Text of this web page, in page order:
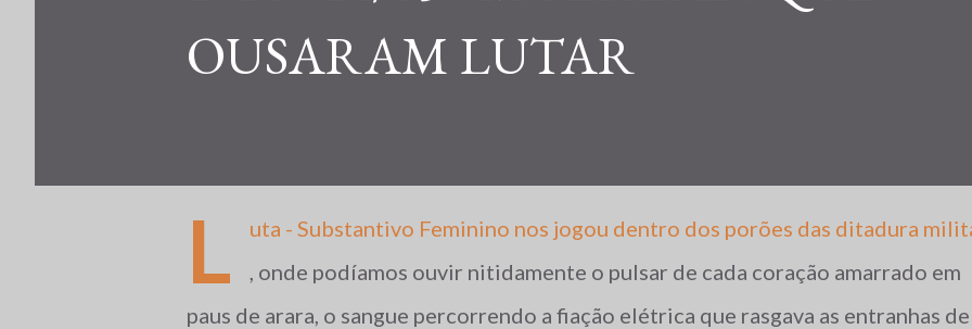
OUSARAM LUTAR
L
uta - Substantivo Feminino nos jogou dentro dos porões das ditadura
, onde podíamos ouvir nitidamente o pulsar de cada coração amarrado em
paus de arara, o sangue percorrendo a fiação elétrica que rasgava as entranhas de